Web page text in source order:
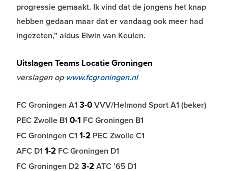
progressie gemaakt. Ik vind dat de jongens het knap
hebben gedaan maar dat er vandaag ook meer had
ingezeten,” aldus Elwin van Keulen.
Uitslagen Teams Locatie Groningen
verslagen op www.fcgroningen.nl
FC Groningen A1 3-0VVV/Helmond Sport A1 (beker)
PEC Zwolle B1 0-1 FC Groningen B1
FC Groningen C1 1-2 PEC Zwolle C1
AFC D1 1-2 FC Groningen D1
FC Groningen D2 3-2ATC ’65 D1